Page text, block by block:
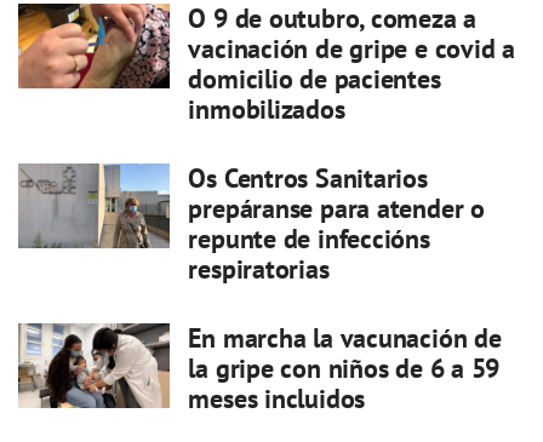
O 9 de outubro, comeza a
vacinación de gripe e covid a
domicilio de pacientes
inmobilizados
Os Centros Sanitarios
prepáranse para atender o
repunte de infeccións
respiratorias
En marcha la vacunación de
la gripe con niños de 6 a 59
meses incluidos